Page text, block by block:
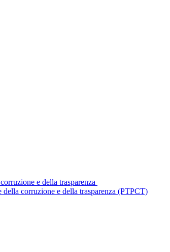
e della trasparenza
corruzione e della trasparenza (PTPCT)